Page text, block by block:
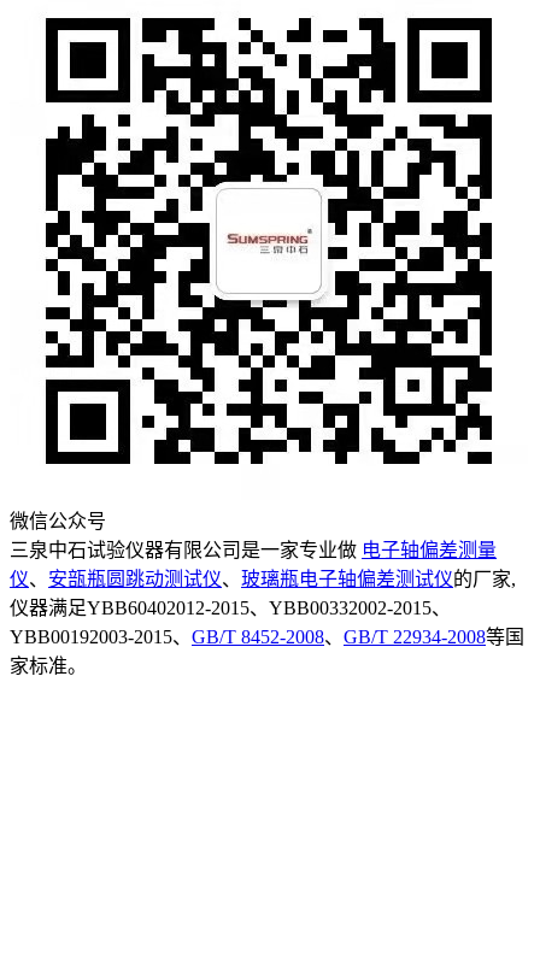
微信公众号
三泉中石试验仪器有限公司是一家专业做 电子轴偏差测量
仪、 安瓿瓶圆跳动测试仪、 玻璃瓶电子轴偏差测试仪的厂家,
仪器满足YBB60402012-2015、YBB00332002-2015、
YBB00192003-2015、 GB/T 8452-2008、 GB/T 22934-2008等国
家标准。